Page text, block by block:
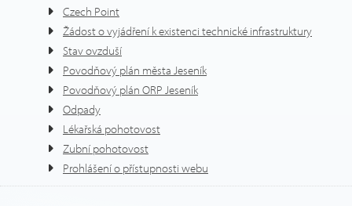
Czech Point
Žádost o vyjádření k existenci technické infrastruktury
Stav ovzduší
Povodňový plán města Jeseník
Povodňový plán ORP Jeseník
Odpady
Lékařská pohotovost
Zubní pohotovost
Prohlášení o přístupnosti webu